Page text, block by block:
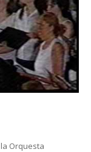
Orquesta